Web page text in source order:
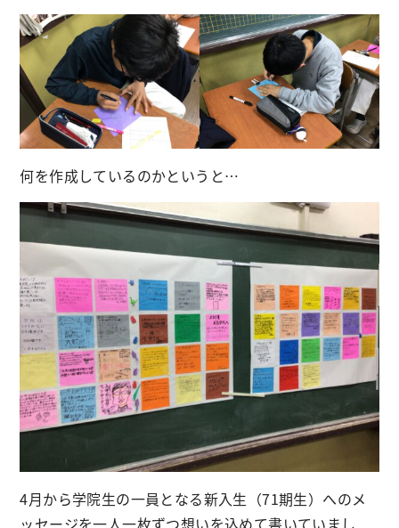
何を作成しているのかというと…
4月から学院生の一員となる新入生（71期生）へのメ
ッセージを一人一枚ずつ想いを込めて書いていまし